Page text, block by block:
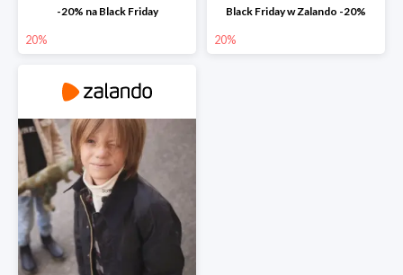
-20% na Black Friday
20%
Black Friday w Zalando -20%
20%